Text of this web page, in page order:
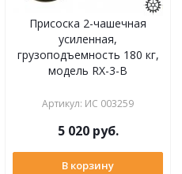
Присоска 2-чашечная
усиленная,
грузоподъемность 180 кг,
модель RX-3-B
Артикул: ИС 003259
5 020руб.
В корзину